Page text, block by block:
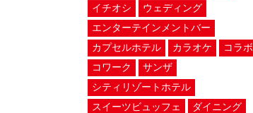
イチオシ
ウェディング
エンターテインメントバー
カプセルホテル
カラオケ
コラボ
コワーク
サンザ
シティリゾートホテル
スイーツビュッフェ
ダイニング